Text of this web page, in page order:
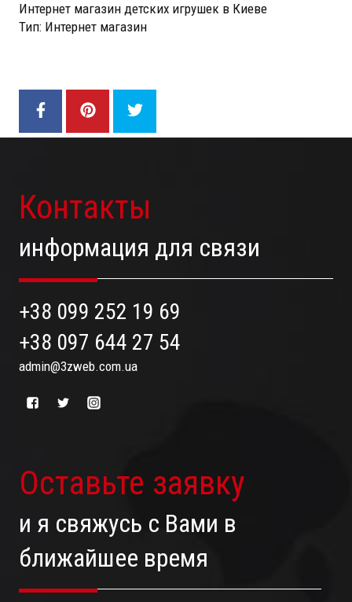
Интернет магазин детских игрушек в Киеве
Тип: Интернет магазин
Контакты
информация для связи
+38 099 252 19 69
+38 097 644 27 54
admin@3zweb.com.ua
Оставьте заявку
и я свяжусь с Вами в
ближайшее время